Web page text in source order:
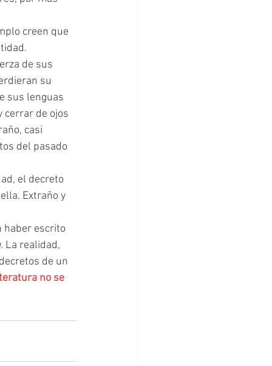
de sus
su
sus lenguas
cerrar de ojos
casi
del pasado
Extraño y
. La realidad,
de un
no se